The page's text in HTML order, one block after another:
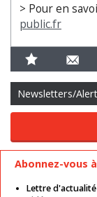
> Pour en
public.fr
Newsletters/
Abonnez-vous
Lettre